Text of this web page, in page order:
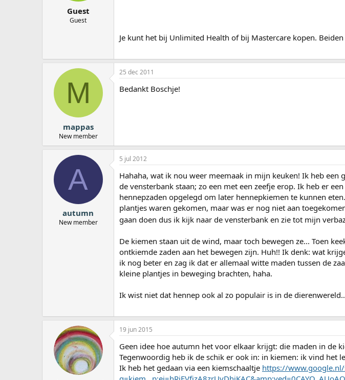
Guest
Guest
Je kunt het bij Unlimited Health of bij Mastercare kopen.
M
mappas
New member
25 dec 2011
Bedankt Boschje!
A
autumn
New member
5 jul 2012
Hahaha, wat ik nou weer meemaak in mijn keuken! Ik heb een
de vensterbank staan; zo een met een zeefje erop. Ik heb er
hennepzaden opgelegd om later hennepkiemen te kunnen
plantjes waren gekomen, maar was er nog niet aan
gaan doen dus ik kijk naar de vensterbank en zie tot mijn
De kiemen staan uit de wind, maar toch bewegen ze... Toen
ontkiemde zaden aan het bewegen zijn. Huh!! Ik denk: wat
ik nog beter en zag ik dat er allemaal witte maden tussen de
kleine plantjes in beweging brachten, haha.
Ik wist niet dat hennep ook al zo populair is in de
19 jun 2015
Geen idee hoe autumn het voor elkaar krijgt: die maden in de
Tegenwoordig heb ik de schik er ook in: in kiemen: ik vind het
Ik heb het gedaan via een kiemschaaltje https://www.google.nl/